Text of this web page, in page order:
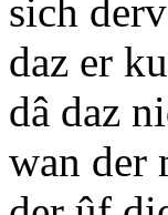
sich
daz er
dâ daz
wan der